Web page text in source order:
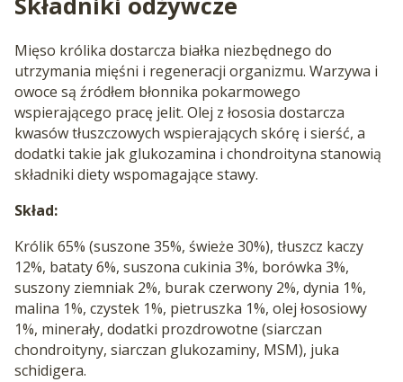
Mięso królika dostarcza białka niezbędnego do
utrzymania mięśni i regeneracji organizmu. Warzywa i
owoce są źródłem błonnika pokarmowego
wspierającego pracę jelit. Olej z łososia dostarcza
kwasów tłuszczowych wspierających skórę i sierść, a
dodatki takie jak glukozamina i chondroityna stanowią
składniki diety wspomagające stawy.
Skład:
Królik 65% (suszone 35%, świeże 30%), tłuszcz kaczy
12%, bataty 6%, suszona cukinia 3%, borówka 3%,
suszony ziemniak 2%, burak czerwony 2%, dynia 1%,
malina 1%, czystek 1%, pietruszka 1%, olej łososiowy
1%, minerały, dodatki prozdrowotne (siarczan
chondroityny, siarczan glukozaminy, MSM), juka
schidigera.